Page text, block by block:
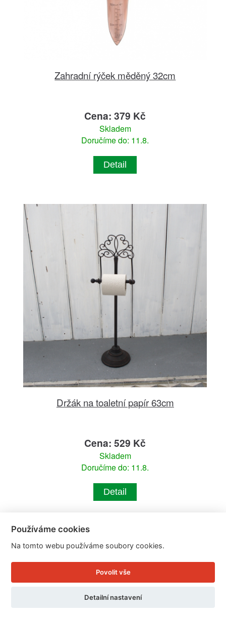
Zahradní rýček měděný 32cm
Cena: 379 Kč
Skladem
Doručíme do: 11.8.
Detail
Držák na toaletní papír 63cm
Cena: 529 Kč
Skladem
Doručíme do: 11.8.
Detail
Používáme cookies
Na tomto webu používáme soubory cookies.
Povolit vše
Detailní nastavení